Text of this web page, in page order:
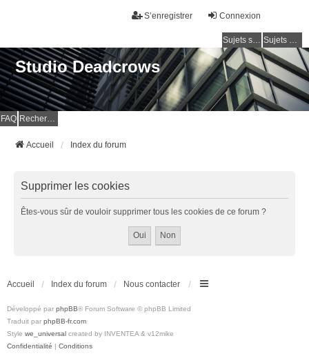
Connexion
S’enregistrer
Sujets sans réponse Sujets actifs
Studio Deadcrows
FAQ Rechercher
Accueil Index du forum
Supprimer les cookies
Êtes-vous sûr de vouloir supprimer tous les cookies de ce forum ?
Accueil Index du forum Nous contacter
Développé par phpBB® Forum Software © phpBB Limited
Traduit par phpBB-fr.com
Style we_universal created by INVENTEA & v12mike
Confidentialité | Conditions